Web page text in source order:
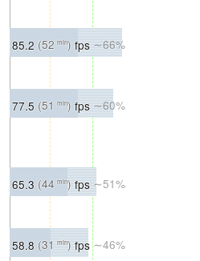
85.2 (52 min) fps∼66%
77.5 (51 min) fps∼60%
65.3 (44 min)fps∼51%
58.8 (31 min)fps∼46%